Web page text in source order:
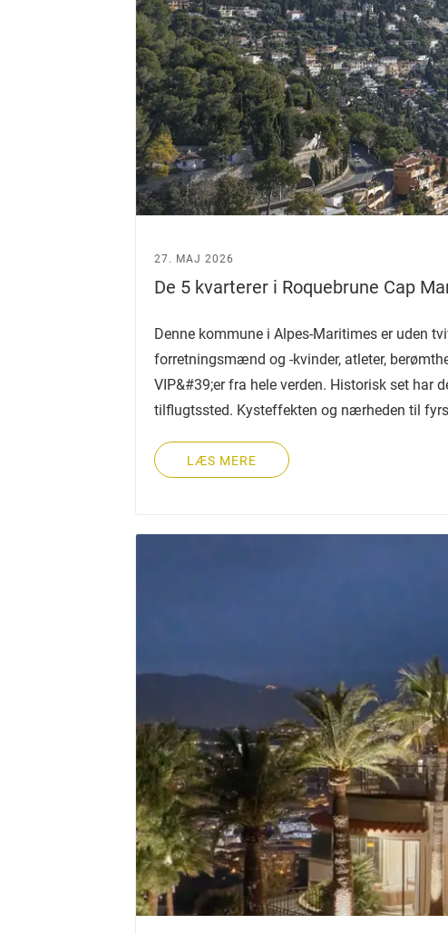
27. MAJ 2026
De 5 kvarterer i Roquebrune Cap
Denne kommune i Alpes-Maritimes er uden
forretningsmænd og -kvinder, atleter,
VIP&#39;er fra hele verden. Historisk set har
tilflugtssted. Kysteffekten og nærheden til
LÆS MERE